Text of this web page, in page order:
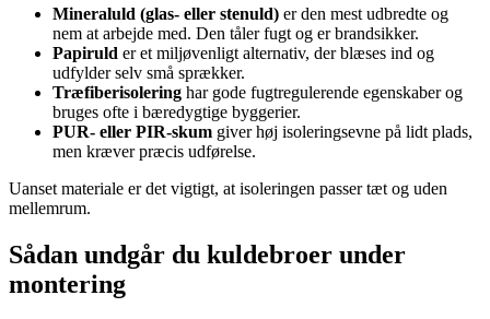
Mineraluld (glas- eller stenuld) er den mest udbredte og
nem at arbejde med. Den tåler fugt og er brandsikker.
Papiruld er et miljøvenligt alternativ, der blæses ind og
udfylder selv små sprækker.
Træfiberisolering har gode fugtregulerende egenskaber og
bruges ofte i bæredygtige byggerier.
PUR- eller PIR-skum giver høj isoleringsevne på lidt plads,
men kræver præcis udførelse.
Uanset materiale er det vigtigt, at isoleringen passer tæt og uden
mellemrum.
Sådan undgår du kuldebroer under
montering